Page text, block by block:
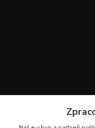
+420 777 959 094